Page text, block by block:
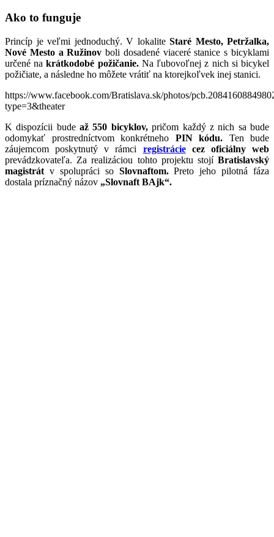
Ako to funguje
Princíp je veľmi jednoduchý. V lokalite Staré Mesto, Petržalka,
Nové Mesto a Ružinov boli dosadené viaceré stanice s bicyklami
určené nakrátkodobé požičanie.Na ľubovoľnej z nich si bicykel
požičiate, a následne ho môžete vrátiť na ktorejkoľvek inej stanici.
https://www.facebook.com/Bratislava.sk/photos/
type=3&theater
K dispozícii budeaž 550 bicyklov,pričom každý z nich sa bude
odomykať prostredníctvom konkrétneho PIN kódu. Ten bude
záujemcom poskytnutý v rámci registráciecez oficiálny web
prevádzkovateľa. Za realizáciou tohto projektu stojí Bratislavský
magistrát v spolupráci so Slovnaftom.Preto jeho pilotná fáza
dostala príznačný názov „Slovnaft BAjk“.